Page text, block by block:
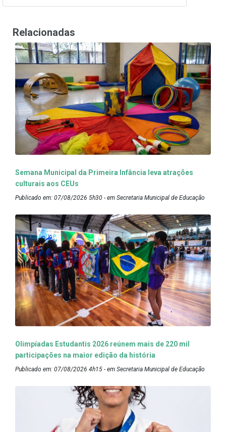
Relacionadas
Semana Municipal da Primeira Infância leva atrações
culturais aos CEUs
Publicado em: 07/08/2026 5h30 - em Secretaria Municipal de Educação
Olimpíadas Estudantis 2026 reúnem mais de 220 mil
participações na maior edição da história
Publicado em: 07/08/2026 4h15 - em Secretaria Municipal de Educação